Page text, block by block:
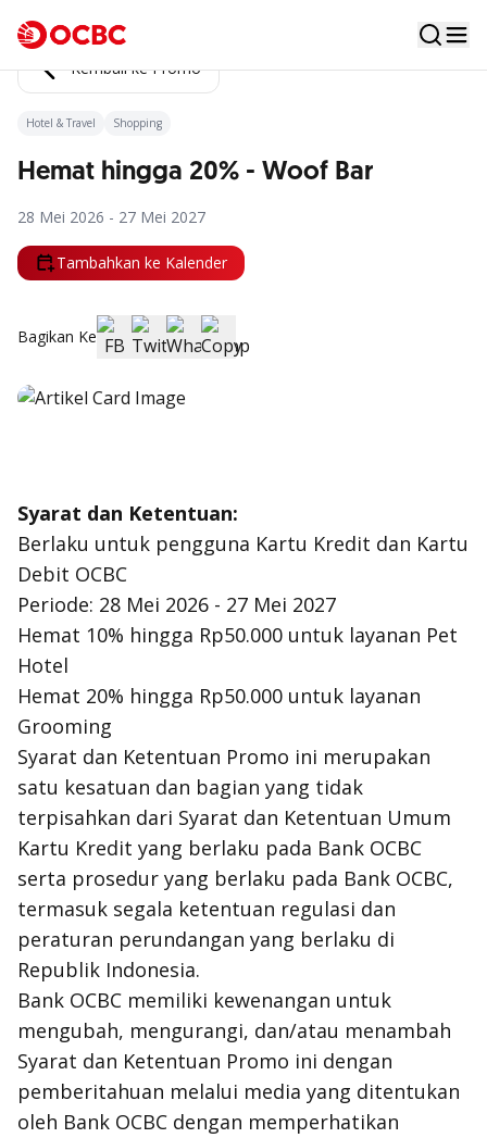
Kembali ke Promo
Hotel & Travel Shopping
Hemat hingga 20% - Woof Bar
28 Mei 2026 - 27 Mei 2027
Tambahkan ke Kalender
Bagikan Ke
Syarat dan Ketentuan:
Berlaku untuk pengguna Kartu Kredit dan Kartu
Debit OCBC
Periode: 28 Mei 2026 - 27 Mei 2027
Hemat 10% hingga Rp50.000 untuk layanan Pet
Hotel
Hemat 20% hingga Rp50.000 untuk layanan
Grooming
Syarat dan Ketentuan Promo ini merupakan
satu kesatuan dan bagian yang tidak
terpisahkan dari Syarat dan Ketentuan Umum
Kartu Kredit yang berlaku pada Bank OCBC
serta prosedur yang berlaku pada Bank OCBC,
termasuk segala ketentuan regulasi dan
peraturan perundangan yang berlaku di
Republik Indonesia.
Bank OCBC memiliki kewenangan untuk
mengubah, mengurangi, dan/atau menambah
Syarat dan Ketentuan Promo ini dengan
pemberitahuan melalui media yang ditentukan
oleh Bank OCBC dengan memperhatikan